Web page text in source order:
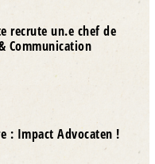
recrute un.e chef de
Communication
: Impact Advocaten !